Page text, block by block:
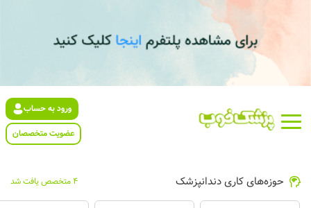
ورود به حساب
عضویت متخصصان
حوزه‌های کاری دندانپزشک 4 متخصص یافت شد